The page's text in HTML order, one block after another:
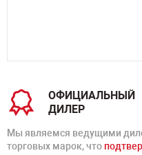
ОФИЦИАЛЬНЫЙ
ДИЛЕР
Мы являемся ведущими
торговых марок, что